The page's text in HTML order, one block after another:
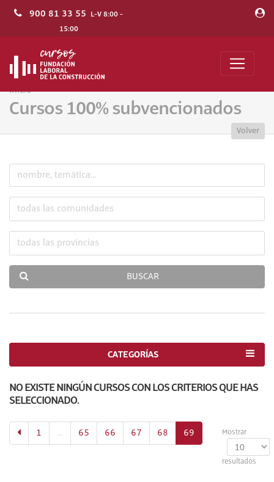
900 81 33 55 L-V 8:00 -
15:00
Inicio
Cursos 100% subvencionados
Volver
BUSCAR
CATEGORÍAS
NO EXISTE NINGÚN CURSOS CON LOS CRITERIOS QUE HAS
SELECCIONADO.
Mostrar
resultados
1 … 65 66 67 68 69 (actual)